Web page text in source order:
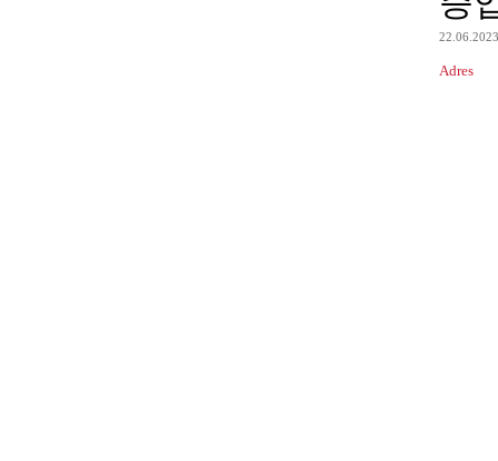
22.06.2023
Adres